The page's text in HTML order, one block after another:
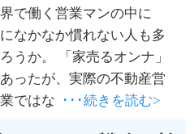
で働く営業マンの中に
なかなか慣れない人も多
うか。 「家売るオンナ」
ったが、実際の不動産営
ではな
･･･続きを読む>